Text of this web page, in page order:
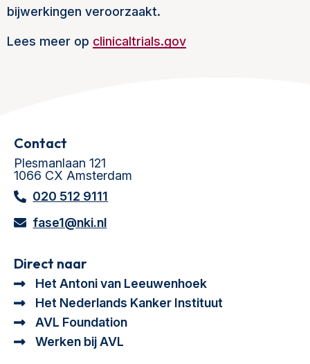
bijwerkingen veroorzaakt.
Lees meer op clinicaltrials.gov
Contact
Plesmanlaan 121
1066 CX Amsterdam
020 512 9111
fase1@nki.nl
Direct naar
Het Antoni van Leeuwenhoek
Het Nederlands Kanker Instituut
AVL Foundation
Werken bij AVL